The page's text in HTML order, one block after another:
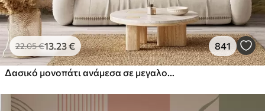
22.05€13 .23€ 841